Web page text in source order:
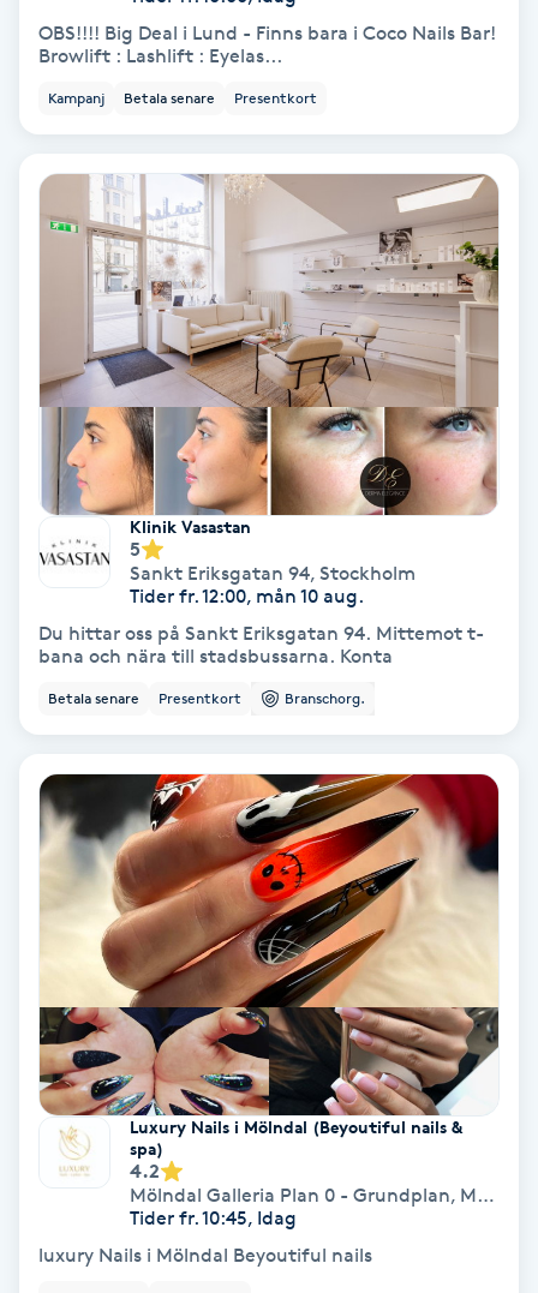
Tvätt & Fön
Vaccination
Vampyrbehandling
Vaxning
Vaxning brasiliansk
Veterinär
Vibrationsmassage
Volymfransar
Vårtor
Yoga
Yoga Nidra
Yogamassage
Zonterapi
OBS!!!! Big Deal i Lund - Finns bara i Coco Nails Bar!
Browlift : Lashlift : Eyelas...
Kampanj Betala senare Presentkort
Klinik Vasastan
5
Sankt Eriksgatan 94, Stockholm
Tider fr. 12:00, mån 10 aug.
Du hittar oss på Sankt Eriksgatan 94. Mittemot t-
bana och nära till stadsbussarna. Konta
Betala senare Presentkort Branschorg.
Luxury Nails i Mölndal (Beyoutiful nails &
spa)
4.2
Mölndal Galleria Plan 0 - Grundplan, Mölndal
Tider fr. 10:45, Idag
luxury Nails i Mölndal Beyoutiful nails